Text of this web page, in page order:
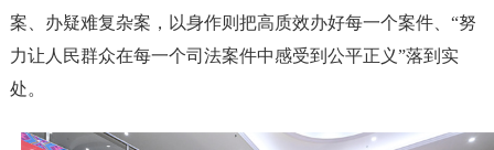
案、办疑难复杂案，以身作则把高质效办好每一个案件、“努
力让人民群众在每一个司法案件中感受到公平正义”落到实
处。